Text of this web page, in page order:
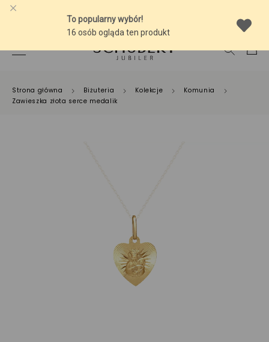
Strona główna Biżuteria Kolekcje
Komunia
Zawieszka złota serce medalik